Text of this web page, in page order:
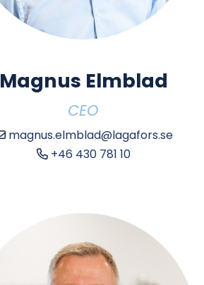
Magnus Elmblad
CEO
magnus.elmblad@lagafors.se
+46 430 781 10